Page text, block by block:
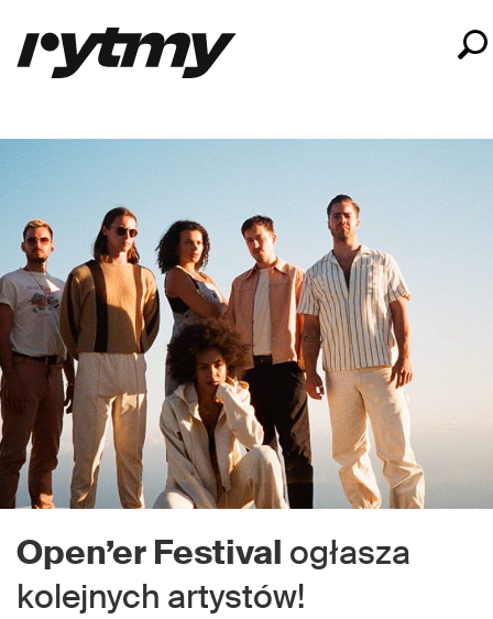
Open’er Festival ogłasza
kolejnych artystów!